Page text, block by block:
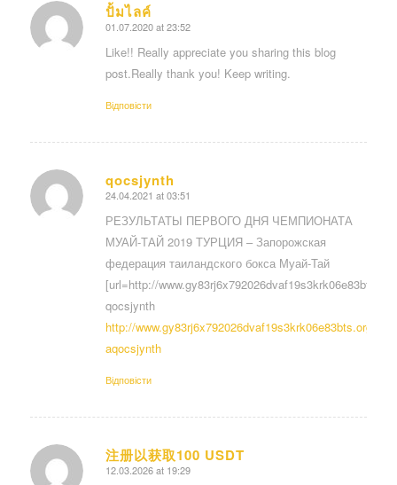
ปั้มไลค์
says:
01.07.2020 at 23:52
Like!! Really appreciate you sharing this blog
post.Really thank you! Keep writing.
Відповіcти
qocsjynth
says:
24.04.2021 at 03:51
РЕЗУЛЬТАТЫ ПЕРВОГО ДНЯ ЧЕМПИОНАТА
МУАЙ-ТАЙ 2019 ТУРЦИЯ – Запорожская
федерация таиландского бокса Муай-Тай
[url=http://
qocsjynth
http://www.gy83rj6x792026dvaf19s3krk06e83bts.org/
aqocsjynth
Відповіcти
注册以获取100 USDT
says:
12.03.2026 at 19:29